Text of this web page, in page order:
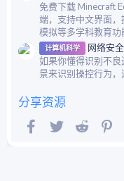
免费下载 Minecraft
端，支持中文界面
模拟等多学科教育功
计算机科学
网络安
如果你懂得识别不
景来识别操控行为，
分享资源
Facebook
Twitter Reddit